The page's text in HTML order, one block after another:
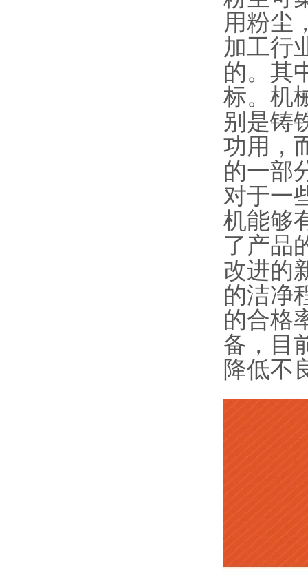
用粉尘
加工行
的。其
标。机
别是铸
功用，
的一部
对于一
机能够
了产品
改进的
的洁净
的合格
备，目
降低不